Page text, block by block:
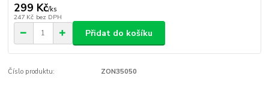
299 Kč/ks
247 Kč bez DPH
Přidat do košíku
Číslo produktu: ZON35050